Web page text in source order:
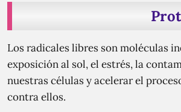
Los radicales libres son moléculas
exposición al sol, el estrés, la
nuestras células y acelerar el
contra ellos.